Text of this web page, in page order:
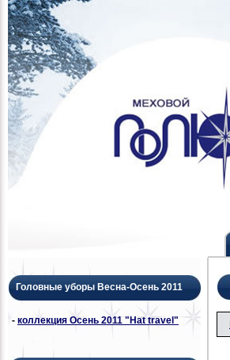
Головные уборы Весна-Осень 2011
- коллекция Осень 2011 "Hat travel"